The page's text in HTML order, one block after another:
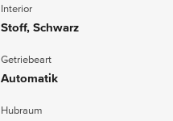
Interior
Stoff, Schwarz
Getriebeart
Automatik
Hubraum